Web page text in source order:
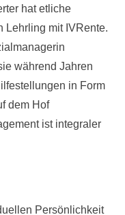
hat etliche
Lehrling mit IVRente.
während Jahren
in Form
dem Hof
ist integraler
Persönlichkeit